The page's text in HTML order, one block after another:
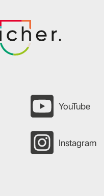
YouTube
Instagram